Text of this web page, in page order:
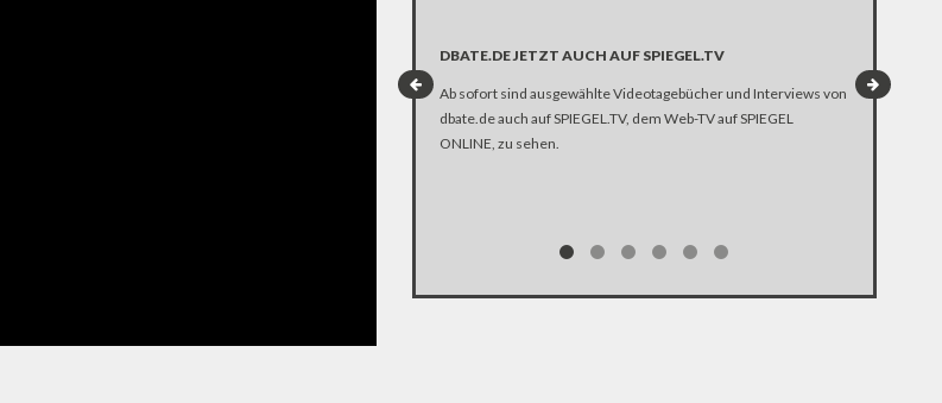
DBATE.DE JETZT AUCH AUF SPIEGEL.TV
Ab sofort sind ausgewählte Videotagebücher und Interviews von
dbate.de auch auf SPIEGEL.TV, dem Web-TV auf SPIEGEL
ONLINE, zu sehen.
–